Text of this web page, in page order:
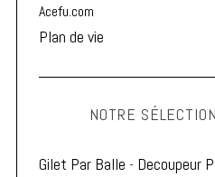
Acefu.com
Plan de vie
NOTRE
Gilet Par Balle - Decoupeur